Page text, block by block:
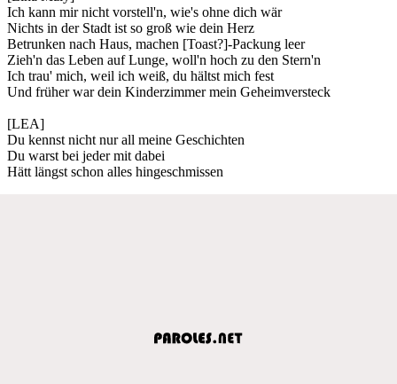
Ich kann mir nicht vorstell'n, wie's ohne dich wär
Nichts in der Stadt ist so groß wie dein Herz
Betrunken nach Haus, machen [Toast?]-Packung leer
Zieh'n das Leben auf Lunge, woll'n hoch zu den Stern'n
Ich trau' mich, weil ich weiß, du hältst mich fest
Und früher war dein Kinderzimmer mein Geheimversteck
[LEA]
Du kennst nicht nur all meine Geschichten
Du warst bei jeder mit dabei
Hätt längst schon alles hingeschmissen